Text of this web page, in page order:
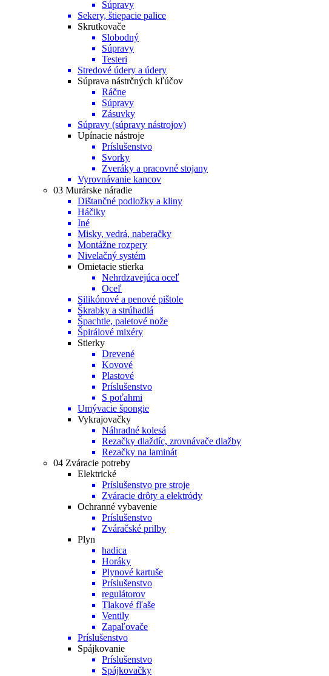
Súpravy
Sekery, štiepacie palice
Skrutkovače
Slobodný
Súpravy
Testeri
Stredové údery a údery
Súprava nástrčných kľúčov
Ráčne
Súpravy
Zásuvky
Súpravy (súpravy nástrojov)
Upínacie nástroje
Príslušenstvo
Svorky
Zveráky a pracovné stojany
Vyrovnávanie kancov
03 Murárske náradie
Dištančné podložky a kliny
Háčiky
Iné
Misky, vedrá, naberačky
Montážne rozpery
Nivelačný systém
Omietacie stierka
Nehrdzavejúca oceľ
Oceľ
Silikónové a penové pištole
Škrabky a strúhadlá
Špachtle, paletové nože
Špirálové mixéry
Stierky
Drevené
Kovové
Plastové
Príslušenstvo
S poťahmi
Umývacie špongie
Vykrajovačky
Náhradné kolesá
Rezačky dlaždíc, zrovnávače dlažby
Rezačky na laminát
04 Zváracie potreby
Elektrické
Príslušenstvo pre stroje
Zváracie drôty a elektródy
Ochranné vybavenie
Príslušenstvo
Zváračské prilby
Plyn
hadica
Horáky
Plynové kartuše
Príslušenstvo
regulátorov
Tlakové fľaše
Ventily
Zapaľovače
Príslušenstvo
Spájkovanie
Príslušenstvo
Spájkovačky